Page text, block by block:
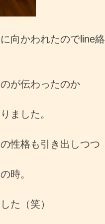
向かわれたのでline絡
が伝わったのか
ました。
性格も引き出しつつ
時。
た（笑）